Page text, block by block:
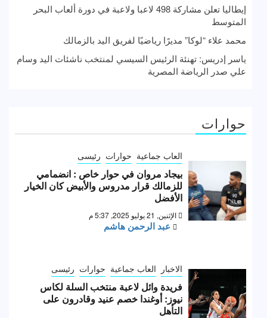
إيطاليا تعلن مشاركة 498 لاعبا ولاعبة في دورة ألعاب البحر
المتوسط
محمد علاء “لوكا” مديرًا رياضيًا لفريق اليد بالزمالك
ياسر إدريس: تهنئة الرئيس السيسي لمنتخب ناشئات اليد وسام
علي صدر الرياضة المصرية
حوارات
العاب جماعية حوارات رئيسى
بيجاد مروان في حوار خاص : انضمامي
للزمالك قرار مدروس والأبيض كان الخيار
الأفضل
الإثنين, 21 يوليو 2025, 5:37 م
عبد الرحمن هاشم
الاخبار العاب جماعية حوارات رئيسى
فريدة وائل لاعبة منتخب السلة لكاس
نيوز: أوغندا خصم عنيد وقادرون على
التأهل